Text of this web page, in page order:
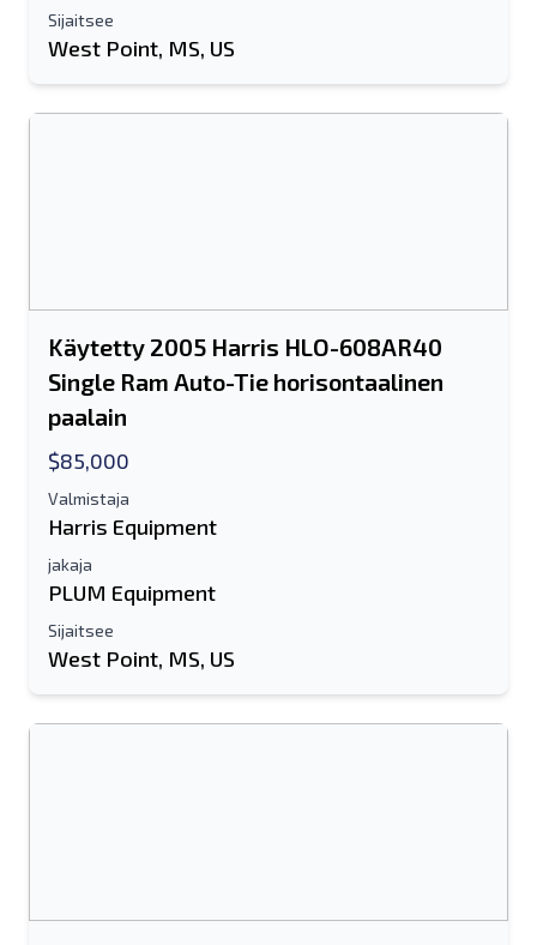
Sijaitsee
West Point, MS, US
Käytetty 2005 Harris HLO-608AR40
Single Ram Auto-Tie horisontaalinen
paalain
$85,000
Valmistaja
Harris Equipment
jakaja
PLUM Equipment
Sijaitsee
West Point, MS, US